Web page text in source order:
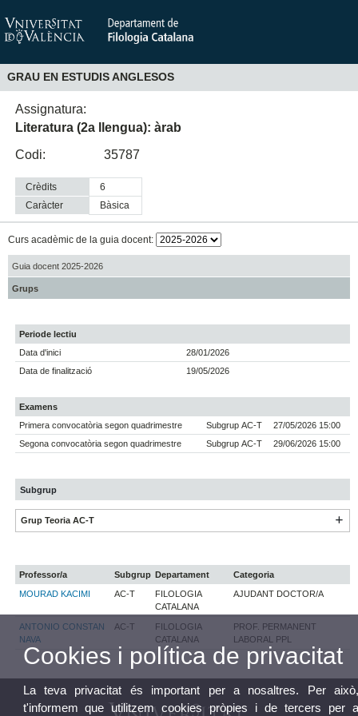
GRAU EN ESTUDIS ANGLESOS
Assignatura:
Literatura (2a llengua): àrab
Codi:
35787
Crèdits
6
Caràcter
bàsica
Curs acadèmic de la guia docent:
Guia docent 2025-2026
Grups
Periode lectiu
Data d'inici
28/01/2026
Data de finalització
19/05/2026
Examens
Primera convocatòria segon quadrimestre
Subgrup AC-T
27/05/2026 15:00
Segona convocatòria segon quadrimestre
Subgrup AC-T 29/06/2026 15:00
Subgrup
Grup Teoria AC-T
Professor/a Subgrup Departament
Categoria
MOURAD KACIMI
AC-T
FILOLOGIA
CATALANA
AJUDANT DOCTOR/A
ANTONIO CONSTAN
NAVA
AC-T
FILOLOGIA
CATALANA
PROF. PERMANENT
LABORAL PPL
Cookies i política de privacitat
La teva privacitat és important per a nosaltres. Per
t'informem que utilitzem cookies pròpies i de tercers per